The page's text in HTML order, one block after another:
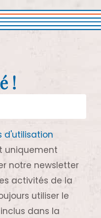
!
d'utilisation
uniquement
notre newsletter
activités de la
utiliser le
dans la